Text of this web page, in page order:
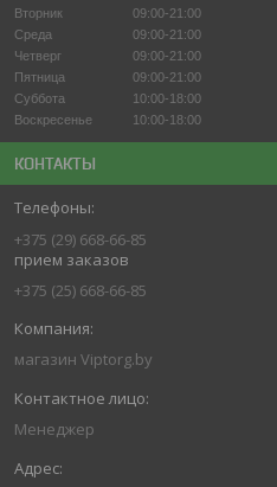
Вторник
09:00-21:00
Среда
09:00-21:00
Четверг
09:00-21:00
Пятница
09:00-21:00
Суббота
10:00-18:00
Воскресенье
10:00-18:00
КОНТАКТЫ
+375 (29) 668-66-85
прием заказов
+375 (25) 668-66-85
магазин Viptorg.by
Менеджер